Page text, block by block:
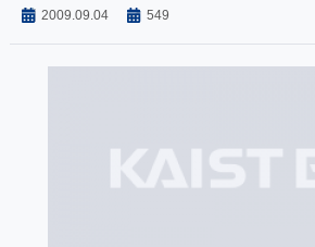
2009.09.04 549